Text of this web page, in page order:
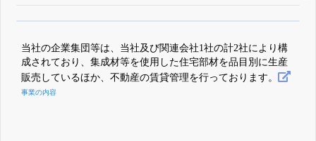
詳しく見られる無料でβ版をはじめる
登録すると永久30%OFFと米株版の先行利用も付きます
当社の企業集団等は、当社及び関連会社1社の計2社により構
成されており、集成材等を使用した住宅部材を品目別に生産
販売しているほか、不動産の賃貸管理を行っております。
事業の内容